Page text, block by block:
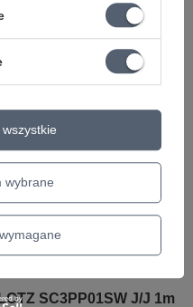
się ze sklepem za
zamówić kuriera który
do gitary
vintage KLOTZ VIN-0300
SC3PP01SW J/J 1m
wybrane